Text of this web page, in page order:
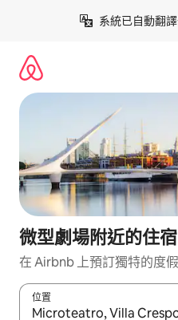
系統已自動翻
微型劇場附近的住宿
在 Airbnb 上預訂獨特的度
位置
如有搜尋結果，瀏覽內容時